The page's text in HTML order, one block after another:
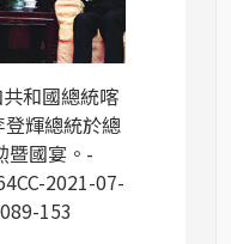
和國總統喀
輝總統於總
暨國宴。-
2021-07-
153